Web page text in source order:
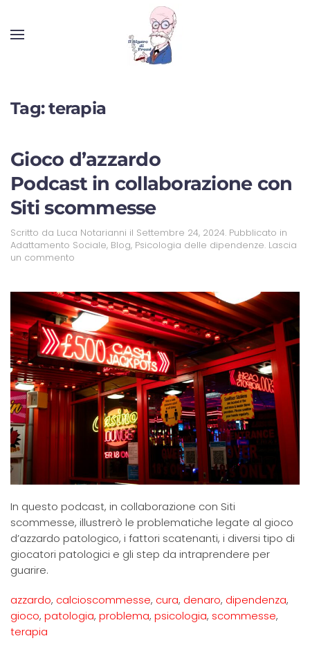
Tag:terapia
Gioco d’azzardo
Podcast in collaborazione con
Siti scommesse
Scritto da Luca Notarianni il Settembre 24, 2024. Pubblicato in
Adattamento Sociale, Blog, Psicologia delle dipendenze. Lascia
un commento
In questo podcast, in collaborazione con Siti
scommesse, illustrerò le problematiche legate al gioco
d’azzardo patologico, i fattori scatenanti, i diversi tipo di
giocatori patologici e gli step da intraprendere per
guarire.
azzardo, calcioscommesse, cura, denaro, dipendenza,
gioco, patologia, problema, psicologia, scommesse,
terapia